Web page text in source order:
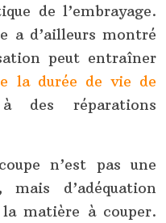
de l’embrayage.
a d’ailleurs montré
peut entraîner
la durée de vie de
des réparations
n’est pas une
d’adéquation
matière à couper.